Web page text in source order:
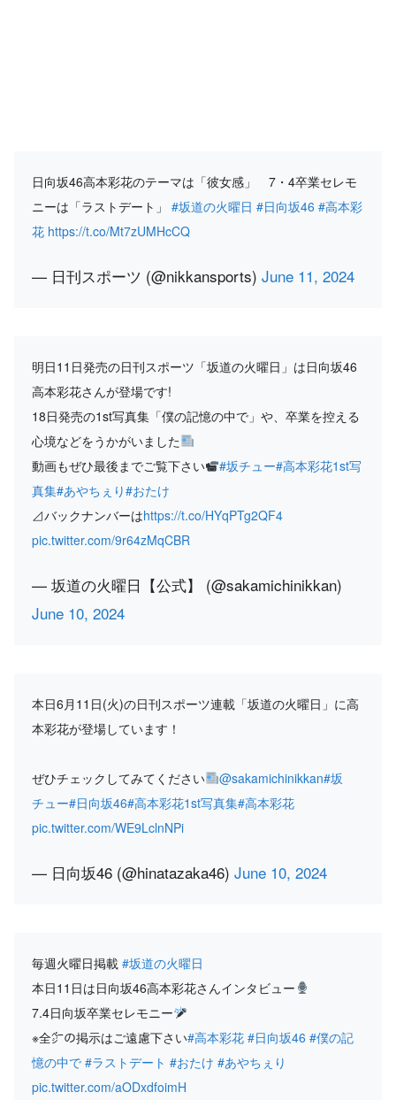
日向坂46高本彩花のテーマは「彼女感」 7・4卒業セレモ
ニーは「ラストデート」 #坂道の火曜日 #日向坂46 #高本彩
花 https://t.co/Mt7zUMHcCQ
— 日刊スポーツ (@nikkansports) June 11, 2024
明日11日発売の日刊スポーツ「坂道の火曜日」は日向坂46
高本彩花さんが登場です!
18日発売の1st写真集「僕の記憶の中で」や、卒業を控える
心境などをうかがいました
動画もぜひ最後までご覧下さい
#坂チュー#高本彩花1st写
真集#あやちぇり#おたけ
⊿バックナンバーはhttps://t.co/HYqPTg2QF4
pic.twitter.com/9r64zMqCBR
— 坂道の火曜日【公式】 (@sakamichinikkan)
June 10, 2024
本日6月11日(火)の日刊スポーツ連載「坂道の火曜日」に高
本彩花が登場しています！
ぜひチェックしてみてください @sakamichinikkan#坂
チュー#日向坂46#高本彩花1st写真集#高本彩花
pic.twitter.com/WE9LclnNPi
— 日向坂46 (@hinatazaka46) June 10, 2024
毎週火曜日掲載 #坂道の火曜日
本日11日は日向坂46高本彩花さんインタビュー
7.4日向坂卒業セレモニー
※全㌻の掲示はご遠慮下さい#高本彩花 #日向坂46 #僕の記
憶の中で #ラストデート #おたけ #あやちぇり
pic.twitter.com/aODxdfoimH